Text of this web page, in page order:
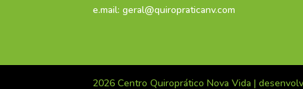
e.mail:geral@quiropraticanv.com
2026 Centro Quiroprático Nova Vida |